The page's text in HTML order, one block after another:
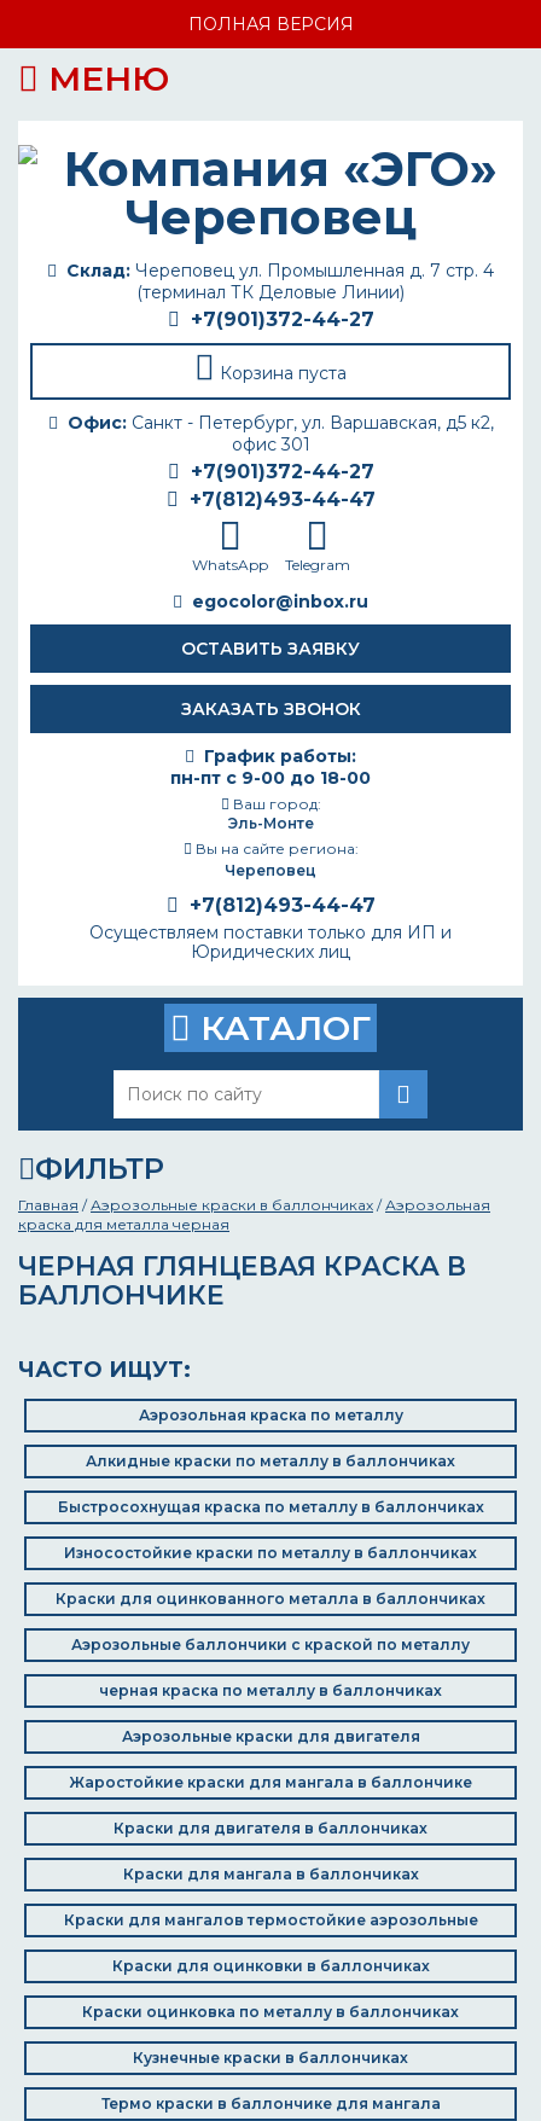
ПОЛНАЯ ВЕРСИЯ
МЕНЮ
Склад: Череповец ул. Промышленная д. 7 стр. 4
(терминал ТК Деловые Линии)
+7(901)372-44-27
Корзина пуста
Офис:Санкт - Петербург, ул. Варшавская, д5 к2,
офис 301
+7(901)372-44-27
+7(812)493-44-47
WhatsApp Telegram
egocolor@inbox.ru
ОСТАВИТЬ ЗАЯВКУ
ЗАКАЗАТЬ ЗВОНОК
График работы:
пн-пт с 9-00 до 18-00
Ваш город:
Эль-Монте
Вы на сайте региона:
Череповец
+7(812)493-44-47
Осуществляем поставки только для ИП и
Юридических лиц
КАТАЛОГ
ФИЛЬТР
Главная /Аэрозольные краски в баллончиках /Аэрозольная
краска для металла черная
ЧЕРНАЯ ГЛЯНЦЕВАЯ КРАСКА В
БАЛЛОНЧИКЕ
ЧАСТО ИЩУТ:
Аэрозольная краска по металлу
Алкидные краски по металлу в баллончиках
Быстросохнущая краска по металлу в баллончиках
Износостойкие краски по металлу в баллончиках
Краски для оцинкованного металла в баллончиках
Аэрозольные баллончики с краской по металлу
черная краска по металлу в баллончиках
Аэрозольные краски для двигателя
Жаростойкие краски для мангала в баллончике
Краски для двигателя в баллончиках
Краски для мангала в баллончиках
Краски для мангалов термостойкие аэрозольные
Краски для оцинковки в баллончиках
Краски оцинковка по металлу в баллончиках
Кузнечные краски в баллончиках
Термо краски в баллончике для мангала